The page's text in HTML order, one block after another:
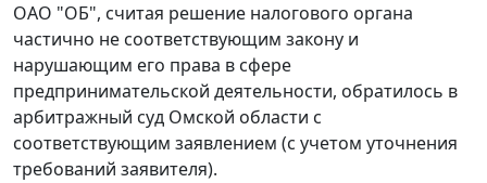
ОАО "ОБ", считая решение налогового органа
частично не соответствующим закону и
нарушающим его права в сфере
предпринимательской деятельности, обратилось в
арбитражный суд Омской области с
соответствующим заявлением (с учетом уточнения
требований заявителя).